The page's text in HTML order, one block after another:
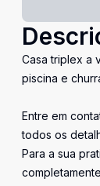
Casa triplex a
piscina e
Entre em
todos os
Para a sua